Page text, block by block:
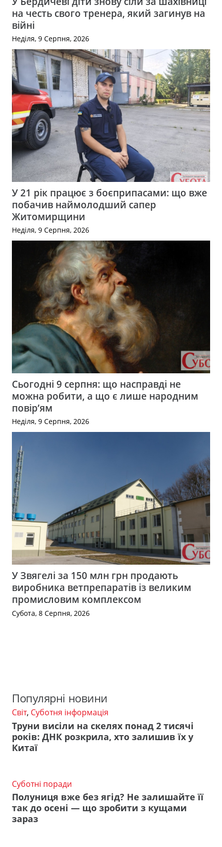
на честь свого тренера, який загинув на
війні
Неділя, 9 Серпня, 2026
У 21 рік працює з боєприпасами: що вже
побачив наймолодший сапер
Житомирщини
Неділя, 9 Серпня, 2026
Сьогодні 9 серпня: що насправді не
можна робити, а що є лише народним
повір’ям
Неділя, 9 Серпня, 2026
У Звягелі за 150 млн грн продають
виробника ветпрепаратів із великим
промисловим комплексом
Субота, 8 Серпня, 2026
Популярні новини
Світ, Суботня інформація
Труни висіли на скелях понад 2 тисячі
років: ДНК розкрила, хто залишив їх у
Китаї
Суботні поради
Полуниця вже без ягід? Не залишайте її
так до осені — що зробити з кущами
зараз